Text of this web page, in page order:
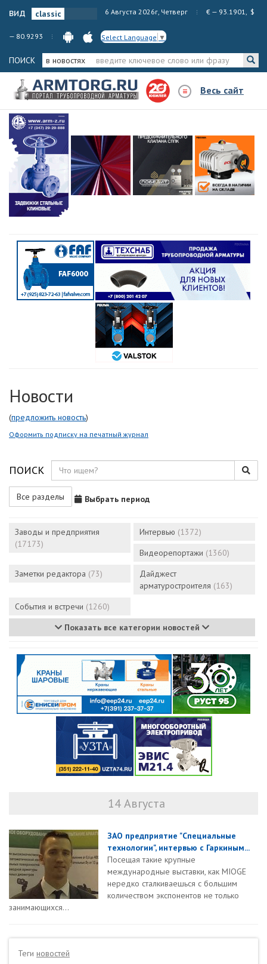
вид 6 Августа 2026г, Четверг € — 93.1901, $
— 80.9293 Select Language ▼
ПОИСК в новостях
Весь сайт
Новости
(предложить новость)
Оформить подписку на печатный журнал
ПОИСК
Все разделы Выбрать период
Заводы и предприятия
(17173)
Интервью (1372)
Видеорепортажи (1360)
Заметки редактора (73)
Дайджест
арматуростроителя (163)
События и встречи (1260)
Показать все категории новостей
14 Августа
ЗАО предприятие "Специальные
технологии", интервью с Гаркиным...
Посещая такие крупные
международные выставки, как MIOGE
нередко сталкиваешься с большим
количеством экспонентов не только
занимающихся...
Теги новостей